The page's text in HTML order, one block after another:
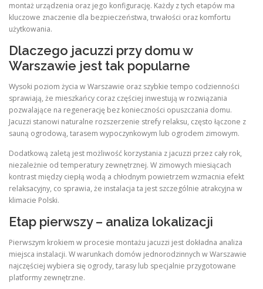
montaż urządzenia oraz jego konfigurację. Każdy z tych etapów ma
kluczowe znaczenie dla bezpieczeństwa, trwałości oraz komfortu
użytkowania.
Dlaczego jacuzzi przy domu w
Warszawie jest tak popularne
Wysoki poziom życia w Warszawie oraz szybkie tempo codzienności
sprawiają, że mieszkańcy coraz częściej inwestują w rozwiązania
pozwalające na regenerację bez konieczności opuszczania domu.
Jacuzzi stanowi naturalne rozszerzenie strefy relaksu, często łączone z
sauną ogrodową, tarasem wypoczynkowym lub ogrodem zimowym.
Dodatkową zaletą jest możliwość korzystania z jacuzzi przez cały rok,
niezależnie od temperatury zewnętrznej. W zimowych miesiącach
kontrast między ciepłą wodą a chłodnym powietrzem wzmacnia efekt
relaksacyjny, co sprawia, że instalacja ta jest szczególnie atrakcyjna w
klimacie Polski.
Etap pierwszy – analiza lokalizacji
Pierwszym krokiem w procesie montażu jacuzzi jest dokładna analiza
miejsca instalacji. W warunkach domów jednorodzinnych w Warszawie
najczęściej wybiera się ogrody, tarasy lub specjalnie przygotowane
platformy zewnętrzne.